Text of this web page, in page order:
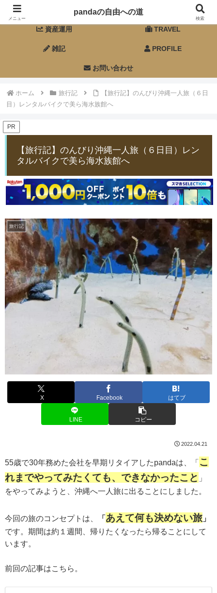
資産運用 TRAVEL
雑記 PROFILE
お問い合わせ
ホーム 旅行記
【旅行記】のんびり沖縄一人旅（６日
目）レンタルバイクで美ら海水族館へ
PR
【旅行記】のんびり沖縄一人旅（６日目）レン
タルバイクで美ら海水族館へ
旅行記
X Facebook はてブ
LINE コピー
2022.04.21
55歳で30年務めた会社を早期リタイアしたpandaは、「 こ
れまでやってみたくても、できなかったこと 」
をやってみようと、沖縄へ一人旅に出ることにしました。
今回の旅のコンセプトは、 「 あえて何も決めない旅 」
です。期間は約１週間、帰りたくなったら帰ることにして
います。
前回の記事はこちら。
メニュー
pandaの自由への道
検索